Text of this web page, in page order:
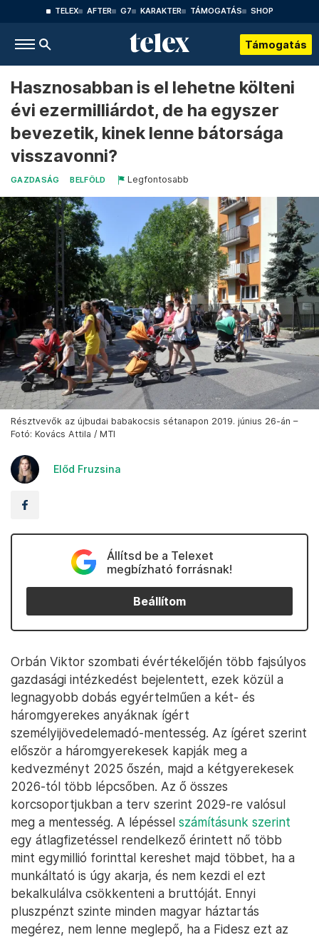
TELEX AFTER G7 KARAKTER TÁMOGATÁS SHOP
Támogatás
Hasznosabban is el lehetne költeni
évi ezermilliárdot, de ha egyszer
bevezetik, kinek lenne bátorsága
visszavonni?
GAZDASÁG BELFÖLD Legfontosabb
Résztvevők az újbudai babakocsis sétanapon 2019. június 26-án –
Fotó: Kovács Attila / MTI
Előd Fruzsina
Állítsd be a Telexet
megbízható forrásnak!
Beállítom
Orbán Viktor szombati évértékelőjén több fajsúlyos
gazdasági intézkedést bejelentett, ezek közül a
legnagyobb dobás egyértelműen a két- és
háromgyerekes anyáknak ígért
személyijövedelemadó-mentesség. Az ígéret szerint
először a háromgyerekesek kapják meg a
kedvezményt 2025 őszén, majd a kétgyerekesek
2026-tól több lépcsőben. Az ő összes
korcsoportjukban a terv szerint 2029-re valósul
meg a mentesség. A lépéssel számításunk szerint
egy átlagfizetéssel rendelkező érintett nő több
mint egymillió forinttal kereshet majd többet, ha a
munkáltató is úgy akarja, és nem kezdi el ezt
bekalkulálva csökkenteni a bruttóját. Ennyi
pluszpénzt szinte minden magyar háztartás
megérez, nem lenne meglepő, ha a Fidesz ezt az